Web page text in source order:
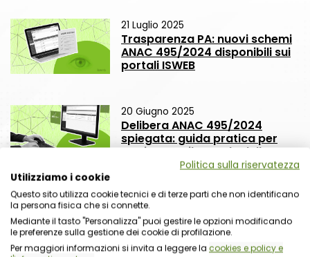
21 Luglio 2025
Trasparenza PA: nuovi schemi
ANAC 495/2024 disponibili sui
portali ISWEB
20 Giugno 2025
Delibera ANAC 495/2024
spiegata: guida pratica per
aggiornare il portale della
trasparenza
03 Giugno 2025
Residui PNRR: come usarli in
modo strategico. Il 10 giugno
un webinar con focus
Politica sulla riservatezza
Utilizziamo i cookie
Questo sito utilizza cookie tecnici e di terze parti che non identificano
la persona fisica che si connette.
Mediante il tasto "Personalizza" puoi gestire le opzioni modificando
le preferenze sulla gestione dei cookie di profilazione.
Per maggiori informazioni si invita a leggere la cookies e policy e